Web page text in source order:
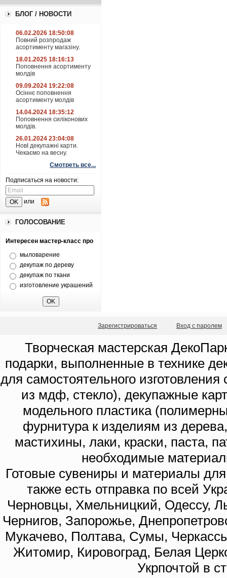
БЛОГ / НОВОСТИ
06.02.2026 18:50:08
Повний розпродаж
асортименту магазіну.
18.01.2025 18:16:13
Поповнення асортименту
молдів
09.09.2024 19:22:08
Осіннє поповнення
асортименту молдів
14.04.2024 18:35:12
Поповнення силіконових
молдів.
26.01.2024 23:04:08
НовІ декупажні карти.
Чекаємо на весну.
Смотреть все...
Подписаться на новости:
или
ГОЛОСОВАНИЕ
Интересен мастер-класс про
мыловарение
декупаж по дереву
декупаж по ткани
изготовление украшений
Зарегистрироваться Вход с паролем
Творческая мастерская
подарки, выполненные в технике
для самостоятельного
из мдф, стекло), декупажные
модельного пластика
фурнитура к изделиям из
мастихины, лаки, краски, паста,
необходимые
Готовые сувениры и материалы
также есть отправка по всей
Черновцы, Хмельницкий, Одессу,
Чернигов, Запорожье,
Мукачево, Полтава, Сумы,
Житомир, Кировоград, Белая
Укрпочтой в